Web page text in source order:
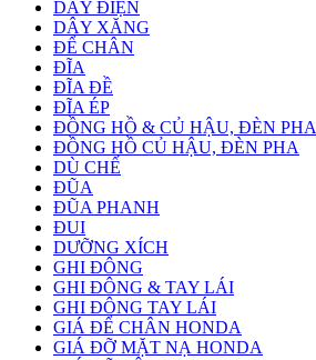
DÂY ĐIỆN
DÂY XĂNG
ĐỂ CHÂN
ĐĨA
ĐĨA ĐỀ
ĐĨA ÉP
ĐỒNG HỒ & CỦ HẬU, ĐÈN PHA
ĐỒNG HỒ CỦ HẬU, ĐÈN PHA
DÙ CHẾ
ĐŨA
ĐŨA PHANH
ĐUI
DƯỠNG XÍCH
GHI ĐÔNG
GHI ĐÔNG & TAY LÁI
GHI ĐÔNG TAY LÁI
GIÁ ĐỂ CHÂN HONDA
GIÁ ĐỠ MẶT NẠ HONDA